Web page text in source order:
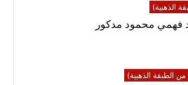
الذهبية)
فهمي محمود مدكور
الطبقة الذهبية)